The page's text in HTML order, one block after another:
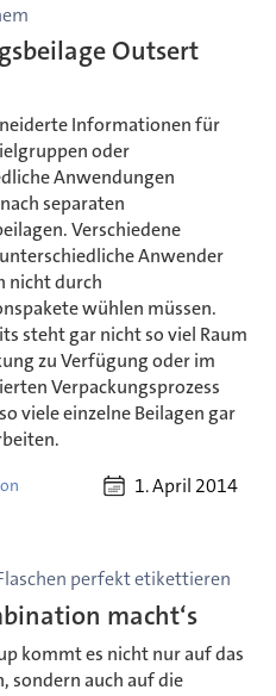
Outsert
Informationen für
oder
Anwendungen
separaten
Verschiedene
Anwender
nicht durch
wühlen müssen.
steht gar nicht so viel Raum
zu Verfügung oder im
Verpackungsprozess
viele einzelne Beilagen gar
1. April 2014
perfekt etikettieren
macht‘s
kommt es nicht nur auf das
sondern auch auf die